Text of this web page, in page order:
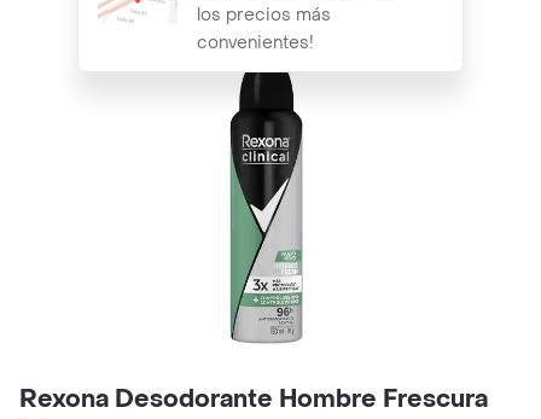
los precios más
convenientes!
Rexona Desodorante Hombre Frescura